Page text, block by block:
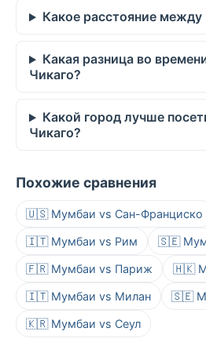
Какое расстояние
Какая разница во
Чикаго?
Какой город лучше
Чикаго?
Похожие сравнения
🇺🇸 Мумбаи vs Сан-Франциско
🇮🇹 Мумбаи vs Рим 🇸🇪
🇫🇷 Мумбаи vs Париж 🇭🇰
🇮🇹 Мумбаи vs Милан 🇸🇪
🇰🇷 Мумбаи vs Сеул